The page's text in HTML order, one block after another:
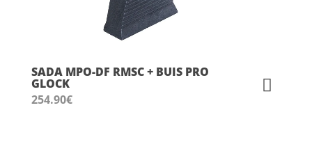
SADA MPO-DF RMSC + BUIS PRO
GLOCK
254.90€